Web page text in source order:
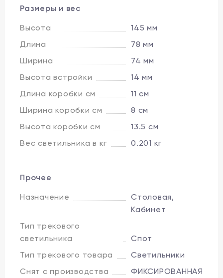
Размеры и вес
Высота
145 мм
Длина
78 мм
Ширина
74 мм
Высота встройки
14 мм
Длина коробки см
11 см
Ширина коробки см
8 см
Высота коробки см
13.5 см
Вес светильника в кг
0.201 кг
Прочее
Назначение
Столовая,
Кабинет
Тип трекового
светильника
Спот
Тип трекового товара
Светильники
Снят с производства
ФИКСИРОВАННАЯ